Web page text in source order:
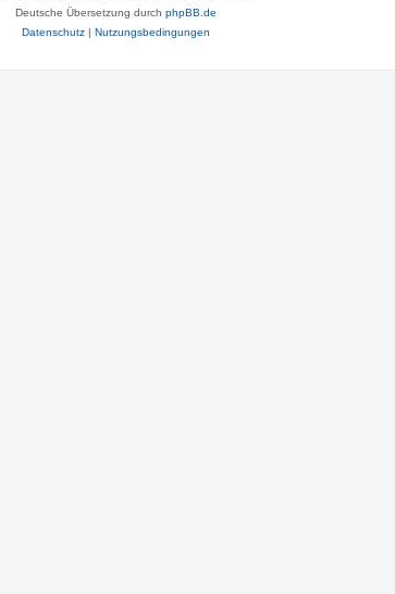
Deutsche Übersetzung durch phpBB.de
Datenschutz| Nutzungsbedingungen